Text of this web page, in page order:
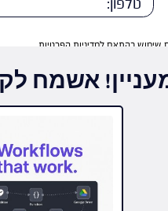
שימוש בהתאם למדיניות הפרטיות
שימוש בהתאם למדיניות הפרטיות
אשמח